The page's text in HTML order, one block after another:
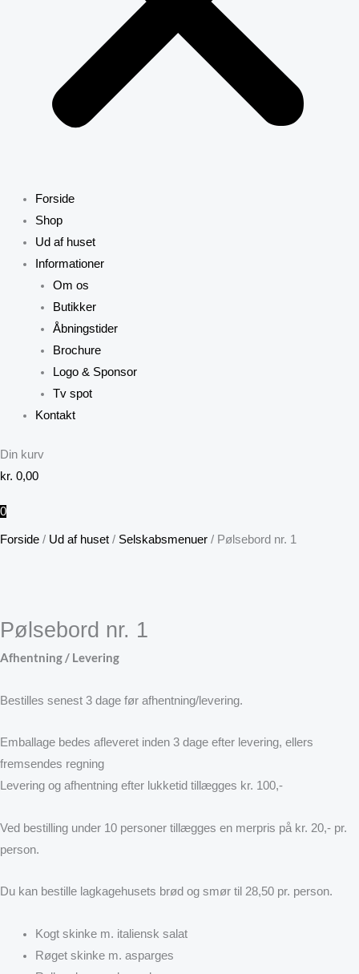
Forside
Shop
Ud af huset
Informationer
Om os
Butikker
Åbningstider
Brochure
Logo & Sponsor
Tv spot
Kontakt
Din kurv
kr. 0,00
0
Forside / Ud af huset / Selskabsmenuer / Pølsebord nr. 1
Pølsebord nr. 1
Afhentning / Levering
Bestilles senest 3 dage før afhentning/levering.
Emballage bedes afleveret inden 3 dage efter levering, ellers
fremsendes regning
Levering og afhentning efter lukketid tillægges kr. 100,-
Ved bestilling under 10 personer tillægges en merpris på kr. 20,- pr.
person.
Du kan bestille lagkagehusets brød og smør til 28,50 pr. person.
Kogt skinke m. italiensk salat
Røget skinke m. asparges